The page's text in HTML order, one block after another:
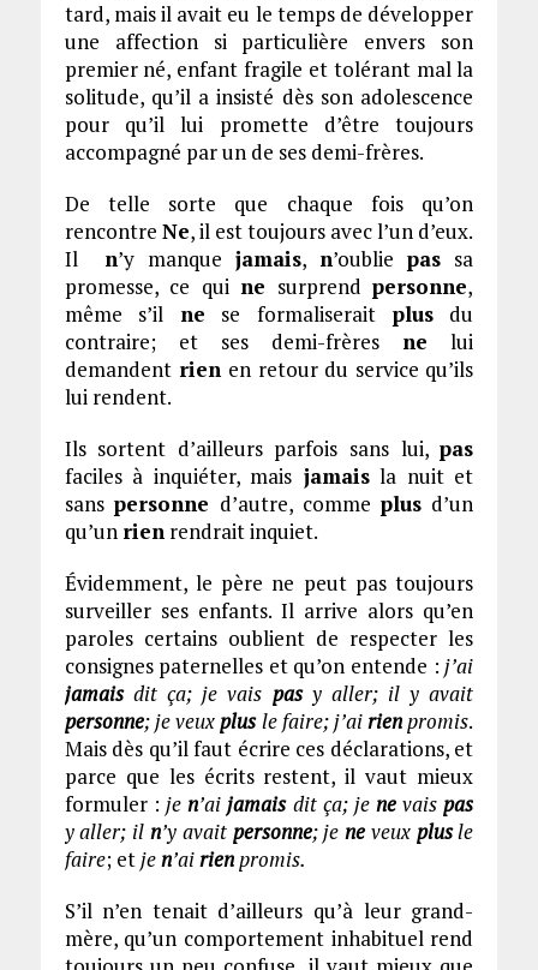
tard, mais il avait eu le temps de développer
une affection si particulière envers son
premier né, enfant fragile et tolérant mal la
solitude, qu’il a insisté dès son adolescence
pour qu’il lui promette d’être toujours
accompagné par un de ses demi-frères.
De telle sorte que chaque fois qu’on
rencontre Ne, il est toujours avec l’un d’eux.
Il n’y manquejamais, n’oubliepas sa
promesse, ce qui ne surprendpersonne,
même s’il ne se formaliserait plusdu
contraire; et ses demi-frères ne lui
demandentrien en retour du service qu’ils
lui rendent.
Ils sortent d’ailleurs parfois sans lui,pas
faciles à inquiéter, mais jamaisla nuit et
sans personne d’autre, commeplus d’un
qu’un rienrendrait inquiet.
Évidemment, le père ne peut pas toujours
surveiller ses enfants. Il arrive alors qu’en
paroles certains oublient de respecter les
consignes paternelles et qu’on entende :j’ai
jamaisdit ça; je vais pasy aller; il y avait
personne; je veuxplusle faire; j’airienpromis.
Mais dès qu’il faut écrire ces déclarations, et
parce que les écrits restent, il vaut mieux
formuler : jen’aijamaisdit ça; jene vaispas
y aller; il n’y avait personne; jene veux plusle
faire; etjen’airienpromis.
S’il n’en tenait d’ailleurs qu’à leur grand-
mère, qu’un comportement inhabituel rend